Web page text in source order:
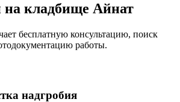
кладбище Айнат
бесплатную консультацию, поиск
работы.
надгробия